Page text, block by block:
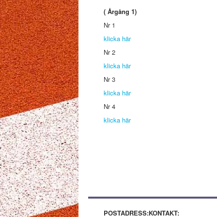
( Årgång 1)
Nr 1
klicka här
Nr 2
klicka här
Nr 3
klicka här
Nr 4
klicka här
POSTADRESS:KONTAKT: